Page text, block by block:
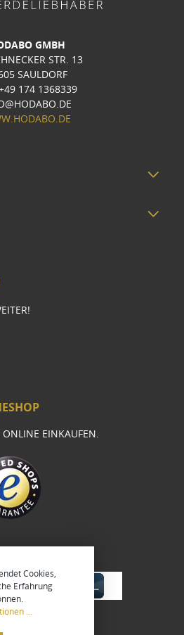
GMBH
STR. 13
SAULDORF
174 1368339
EINKAUFEN.
Cookies,
Erfahrung
...